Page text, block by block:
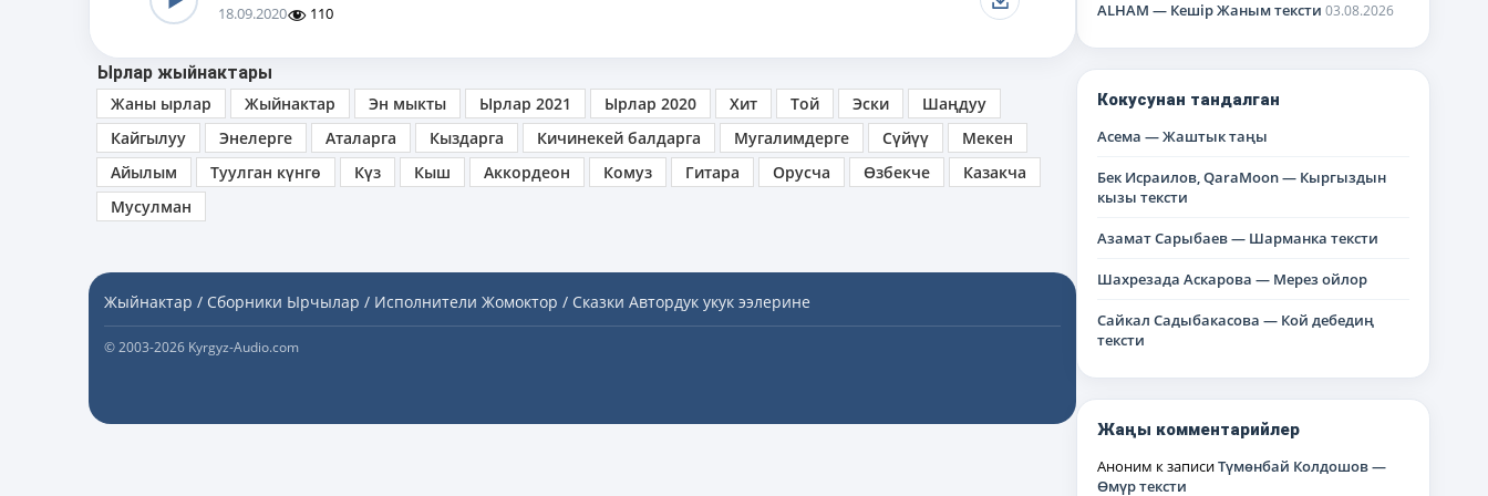
ALHAM — Кешір Жаным тексти 03.08.2026
Кокусунан тандалган
Асема — Жаштык таңы
Бек Исраилов, QaraMoon — Кыргыздын
кызы тексти
Азамат Сарыбаев — Шарманка тексти
Шахрезада Аскарова — Мерез ойлор
Сайкал Садыбакасова — Кой дебедиң
тексти
Жаңы комментарийлер
Аноним к записиТүмөнбай Колдошов —
Өмүр тексти
18.09.2020 110
Ырлар жыйнактары
Жаны ырлар
Жыйнактар Эн мыкты Ырлар 2021 Ырлар 2020 Хит Той Эски
Шаңдуу
Кайгылуу
Энелерге Аталарга Кыздарга Кичинекей балдарга Мугалимдерге Сүйүү
Мекен
Айылым
Туулган күнгө Күз Кыш Аккордеон Комуз Гитара Орусча Өзбекче
Казакча
Мусулман
Жыйнактар / Сборники Ырчылар / Исполнители Жомоктор / Сказки Автордук укук ээлерине
© 2003-2026 Kyrgyz-Audio.com